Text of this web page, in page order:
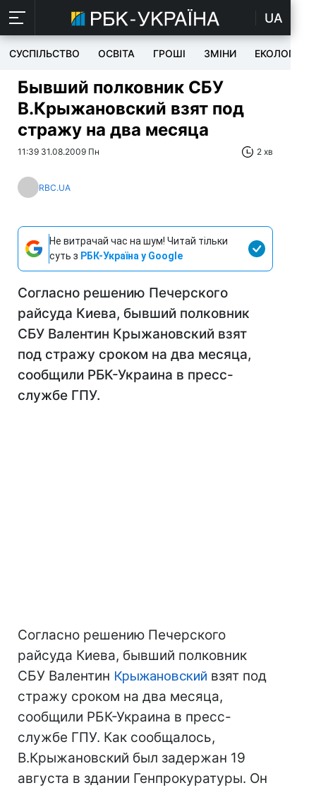
UA
СУСПІЛЬСТВО ОСВІТА ГРОШІ ЗМІНИ ЕКОЛОГІЯ
Бывший полковник СБУ
В.Крыжановский взят под
стражу на два месяца
11:39 31.08.2009 Пн 2 хв
RBC.UA
Не витрачай час на шум! Читай тільки
суть з РБК-Україна у Google
Согласно решению Печерского
райсуда Киева, бывший полковник
СБУ Валентин Крыжановский взят
под стражу сроком на два месяца,
сообщили РБК-Украина в пресс-
службе ГПУ.
Согласно решению Печерского
райсуда Киева, бывший полковник
СБУ Валентин Крыжановский взят под
стражу сроком на два месяца,
сообщили РБК-Украина в пресс-
службе ГПУ. Как сообщалось,
В.Крыжановский был задержан 19
августа в здании Генпрокуратуры. Он